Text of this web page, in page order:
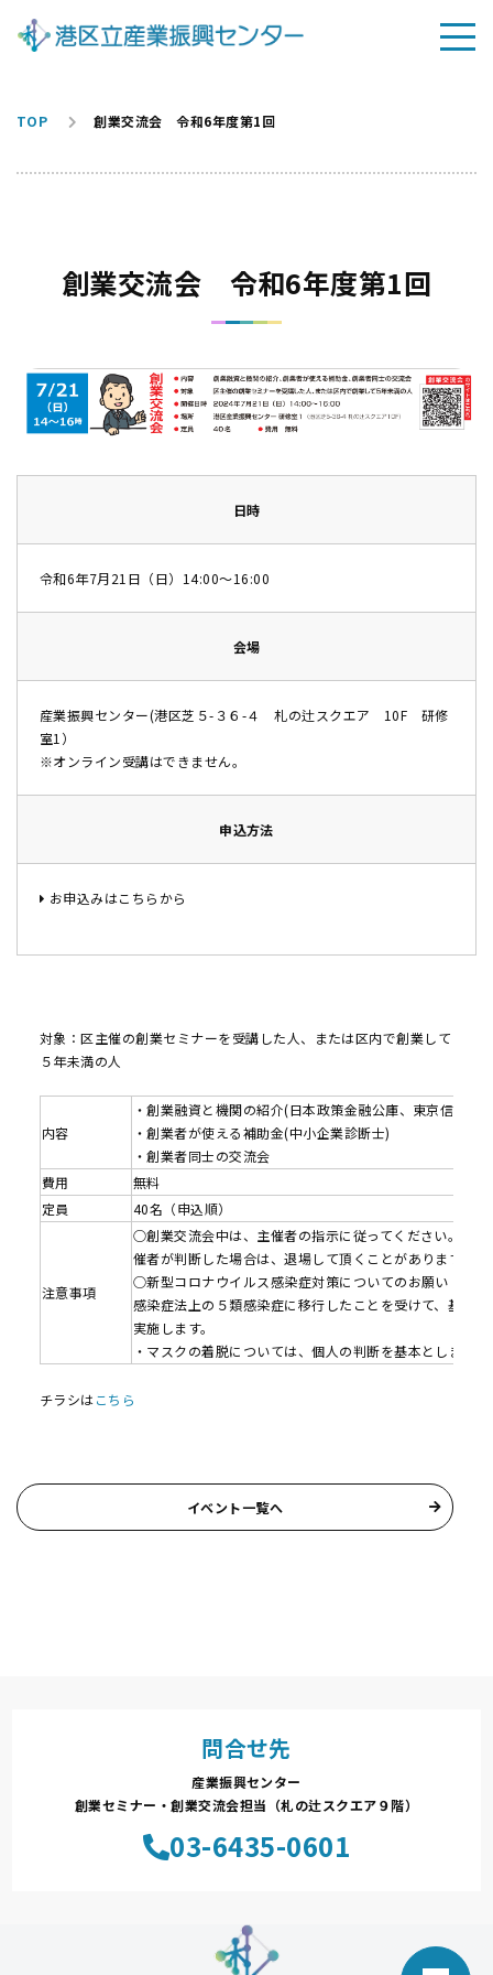
TOP 創業交流会 令和6年度第1回
創業交流会 令和6年度第1回
日時
令和6年7月21日（日）14:00～16:00
会場
産業振興センター(港区芝５-３６-４ 札の辻スクエア 10F 研修
室1）
※オンライン受講はできません。
申込方法
お申込みはこちらから
対象：区主催の創業セミナーを受講した人、または区内で創業して
５年未満の人
内容
・創業融資と機関の紹介(日本政策金融公庫、東京信用保
・創業者が使える補助金(中小企業診断士)
・創業者同士の交流会
費用
無料
定員
40名（申込順）
注意事項
○創業交流会中は、主催者の指示に従ってください。指
催者が判断した場合は、退場して頂くことがあります
○新型コロナウイルス感染症対策についてのお願い
感染症法上の５類感染症に移行したことを受けて、基本
実施します。
・マスクの着脱については、個人の判断を基本とします。
チラシはこちら
イベント一覧へ
問合せ先
産業振興センター
創業セミナー・創業交流会担当（札の辻スクエア９階）
03-6435-0601